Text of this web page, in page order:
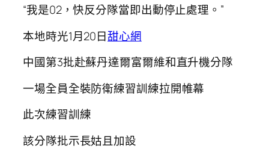
“我是02，快反分隊當即出動停止處理。”
本地時光1月20日甜心網
中國第3批赴蘇丹達爾富爾維和直升機分隊
一場全員全裝防衛練習訓練拉開帷幕
此次練習訓練
該分隊批示長姑且加設